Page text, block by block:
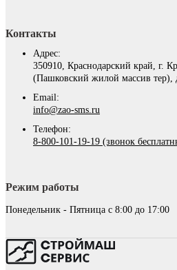
Контакты
Адрес:
350910, Краснодарский край, г.
(Пашковский жилой массив
Email:
info@zao-sms.ru
Телефон:
8-800-101-19-19 (звонок
Режим работы
Понедельник - Пятница с 8:00 до 17:00